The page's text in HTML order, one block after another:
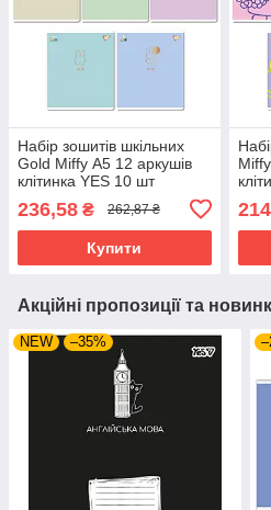
Набір зошитів шкільних
Gold Miffy А5 12 аркушів
клітинка YES 10 шт
236,58 ₴ 262,87 ₴
Купити
Акційні пропозиції та
NEW –35%